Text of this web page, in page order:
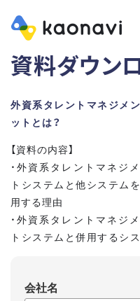
資料ダウン
外資系タレントマネジメ
ットとは？
【資料の内容】
・外資系タレントマネジ
トシステムと他システム
用する理由
・外資系タレントマネジ
トシステムと併用するシ
・お客さまの声
会社名